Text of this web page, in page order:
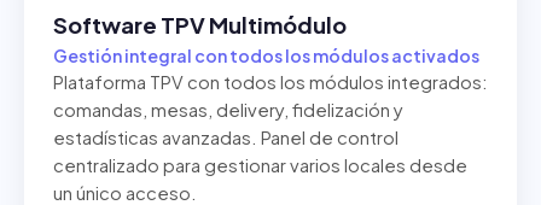
Software TPV Multimódulo
Gestión integral con todos los módulos activados
Plataforma TPV con todos los módulos integrados:
comandas, mesas, delivery, fidelización y
estadísticas avanzadas. Panel de control
centralizado para gestionar varios locales desde
un único acceso.